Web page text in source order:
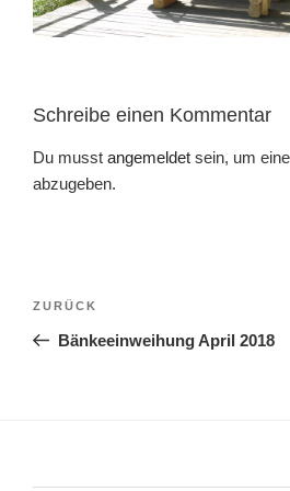
Schreibe einen Kommentar
Du musst angemeldet sein, um
abzugeben.
Beitragsnavigation
Vorheriger
Beitrag
ZURÜCK
Bänkeeinweihung April 2018